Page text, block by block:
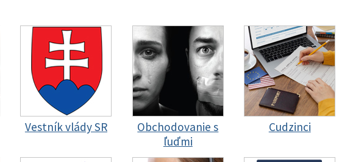
Vestník vlády SR
Obchodovanie s
ľuďmi
Cudzinci